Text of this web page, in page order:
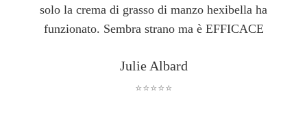
solo la crema di grasso di manzo hexibella ha
funzionato. Sembra strano ma è EFFICACE
Julie Albard
⭐⭐⭐⭐⭐